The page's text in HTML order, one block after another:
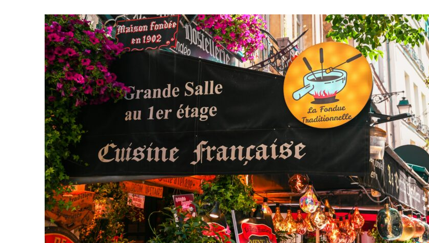
A
Gastronomia
Da
Cidade